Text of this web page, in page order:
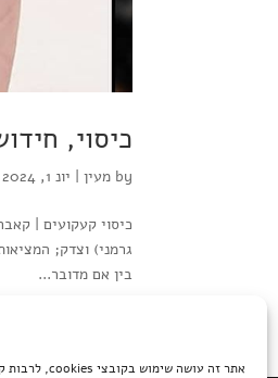
כיסוי,
by מעין | יונ 1, 2024
כיסוי קעקועים |
גרמני) וצדק;
בין אם מדובר...